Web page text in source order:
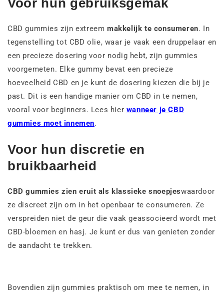
CBD gummies zijn extreem makkelijk te consumeren. In
tegenstelling tot CBD olie, waar je vaak een druppelaar en
een precieze dosering voor nodig hebt, zijn gummies
voorgemeten. Elke gummy bevat een precieze
hoeveelheid CBD en je kunt de dosering kiezen die bij je
past. Dit is een handige manier om CBD in te nemen,
vooral voor beginners. Lees hier wanneer je CBD
gummies moet innemen.
Voor hun discretie en
bruikbaarheid
CBD gummies zien eruit als klassieke snoepjeswaardoor
ze discreet zijn om in het openbaar te consumeren. Ze
verspreiden niet de geur die vaak geassocieerd wordt met
CBD-bloemen en hasj. Je kunt er dus van genieten zonder
de aandacht te trekken.
Bovendien zijn gummies praktisch om mee te nemen, in